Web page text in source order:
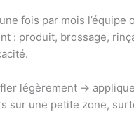
fois par mois
: produit, brossage,
légèrement →
sur une petite zone,